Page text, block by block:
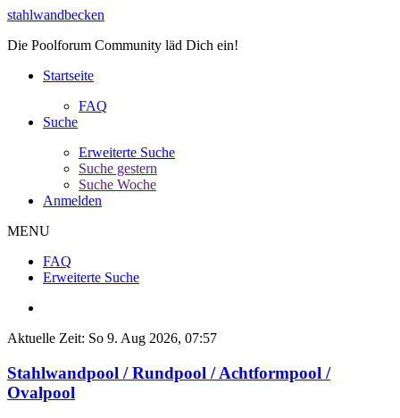
stahlwandbecken
Die Poolforum Community läd Dich ein!
Startseite
FAQ
Suche
Erweiterte Suche
Suche gestern
Suche Woche
Anmelden
MENU
FAQ
Erweiterte Suche
Aktuelle Zeit: So 9. Aug 2026, 07:57
Stahlwandpool / Rundpool / Achtformpool /
Ovalpool